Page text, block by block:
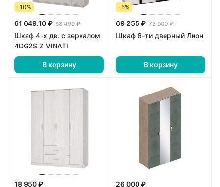
-10%
61 649.10 ₽ 68 499 ₽
Шкаф 4-х дв. с зеркалом
4DG2S Z VINATI
В корзину
-5%
69 255 ₽ 72 900 ₽
Шкаф 6-ти дверный Лион
В корзину
18 950 ₽
26 000 ₽